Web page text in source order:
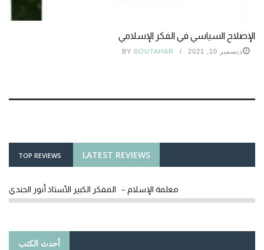
الإصلاح السياسي في الفكر الإسلامي
ديسمبر 10, 2021 BY BOUTAHAR
LATEST REVIEWS
TOP REVIEWS
معلمة الإسلام – المفكر الكبير الأستاذ أنور الجندي
أحدث الكتب